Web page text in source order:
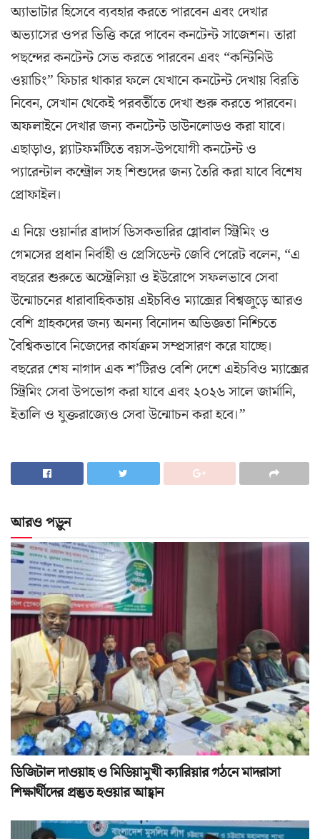
অ্যাভাটার হিসেবে ব্যবহার করতে পারবেন এবং দেখার
অভ্যাসের ওপর ভিত্তি করে পাবেন কনটেন্ট সাজেশন। তারা
পছন্দের কনটেন্ট সেভ করতে পারবেন এবং “কন্টিনিউ
ওয়াচিং” ফিচার থাকার ফলে যেখানে কনটেন্ট দেখায় বিরতি
নিবেন, সেখান থেকেই পরবর্তীতে দেখা শুরু করতে পারবেন।
অফলাইনে দেখার জন্য কনটেন্ট ডাউনলোডও করা যাবে।
এছাড়াও, প্ল্যাটফর্মটিতে বয়স-উপযোগী কনটেন্ট ও
প্যারেন্টাল কন্ট্রোল সহ শিশুদের জন্য তৈরি করা যাবে বিশেষ
প্রোফাইল।
এ নিয়ে ওয়ার্নার ব্রাদার্স ডিসকভারির গ্লোবাল স্ট্রিমিং ও
গেমসের প্রধান নির্বাহী ও প্রেসিডেন্ট জেবি পেরেট বলেন, “এ
বছরের শুরুতে অস্ট্রেলিয়া ও ইউরোপে সফলভাবে সেবা
উন্মোচনের ধারাবাহিকতায় এইচবিও ম্যাক্সের বিশ্বজুড়ে আরও
বেশি গ্রাহকদের জন্য অনন্য বিনোদন অভিজ্ঞতা নিশ্চিতে
বৈশ্বিকভাবে নিজেদের কার্যক্রম সম্প্রসারণ করে যাচ্ছে।
বছরের শেষ নাগাদ এক শ’টিরও বেশি দেশে এইচবিও ম্যাক্সের
স্ট্রিমিং সেবা উপভোগ করা যাবে এবং ২০২৬ সালে জার্মানি,
ইতালি ও যুক্তরাজ্যেও সেবা উন্মোচন করা হবে।”
আরও পড়ুন
ডিজিটাল দাওয়াহ ও মিডিয়ামুখী ক্যারিয়ার গঠনে মাদরাসা
শিক্ষার্থীদের প্রস্তুত হওয়ার আহ্বান